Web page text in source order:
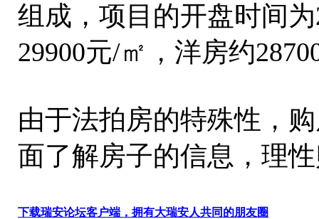
组成，项目的开盘时间
29900元/㎡，洋房约
由于法拍房的特殊性，
面了解房子的信息，理
下载瑞安论坛客户端，拥有大瑞安人共同的朋友圈